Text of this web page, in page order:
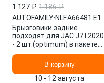
1 127 ₽ 1 186 ₽
AUTOFAMILY·NLF.A66481.E1
Брызговики задние
подходят для JAC J7 I 2020
- 2 шт.(optimum) в пакете
AUTOFAMILYВ корзину
10 - 12 августа